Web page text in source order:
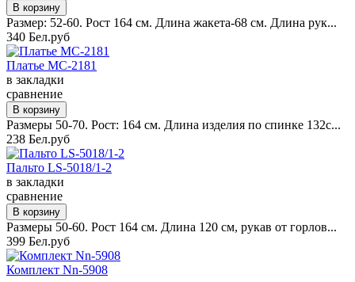
Размер: 52-60. Рост 164 см. Длина жакета-68 см. Длина рук...
340 Бел.руб
Платье MC-2181
в закладки
сравнение
Размеры 50-70. Рост: 164 см. Длина изделия по спинке 132с...
238 Бел.руб
Пальто LS-5018/1-2
в закладки
сравнение
Размеры 50-60. Рост 164 см. Длина 120 см, рукав от горлов...
399 Бел.руб
Комплект Nn-5908